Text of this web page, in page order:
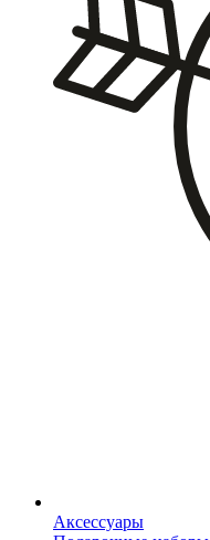
Аксессуары